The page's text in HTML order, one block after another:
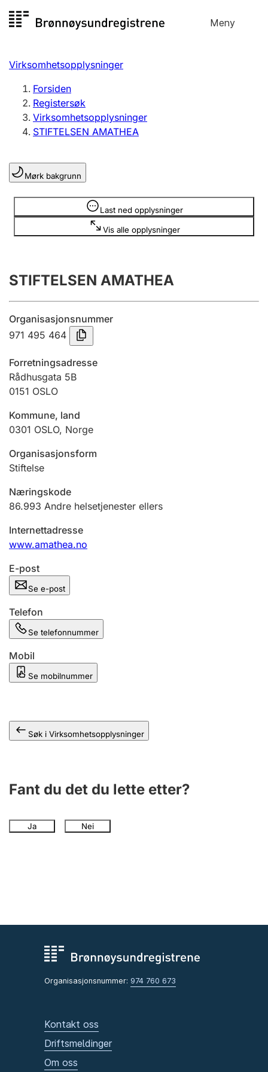
til
Meny
Registersøk
Aksjeselskap
Enkeltpersonforetak
Registrere, endre, slette
Lag og forening
Registrere, endre, slette
Årsregnskap
Innsending og forsinkelsesgebyr
Tinglysing
Jeger
Ektepaktveileder
Offentlig sektor
Andre tema
Virksomhetsopplysninger
Forsiden
Registersøk
Virksomhetsopplysninger
STIFTELSEN AMATHEA
Mørk bakgrunn
Last ned opplysninger
Vis alle opplysninger
Opplysninger er skjult
STIFTELSEN AMATHEA
Organisasjonsnummer
971 495 464
Forretningsadresse
Rådhusgata 5B
0151 OSLO
Kommune, land
0301 OSLO, Norge
Organisasjonsform
Stiftelse
Næringskode
86.993 Andre helsetjenester ellers
Internettadresse
www.amathea.no
E-post
Se e-post
Telefon
Se telefonnummer
Mobil
Se mobilnummer
Søk i Virksomhetsopplysninger
Fant du det du lette etter?
Ja Nei
Organisasjonsnummer: 974 760 673
Kontakt oss
Driftsmeldinger
Om oss